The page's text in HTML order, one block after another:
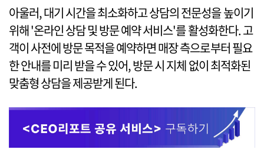
아울러, 대기 시간을 최소화하고 상담의 전문성을 높이기
위해 '온라인 상담 및 방문 예약 서비스'를 활성화한다. 고
객이 사전에 방문 목적을 예약하면 매장 측으로부터 필요
한 안내를 미리 받을 수 있어, 방문 시 지체 없이 최적화된
맞춤형 상담을 제공받게 된다.